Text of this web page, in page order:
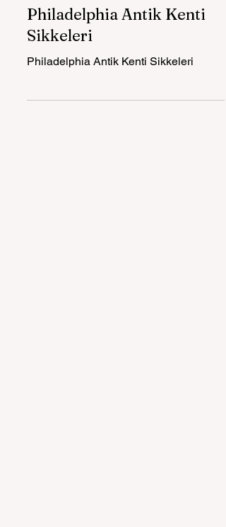
Spil'in Çocukları
Philadelphia Antik Kenti
Sikkeleri